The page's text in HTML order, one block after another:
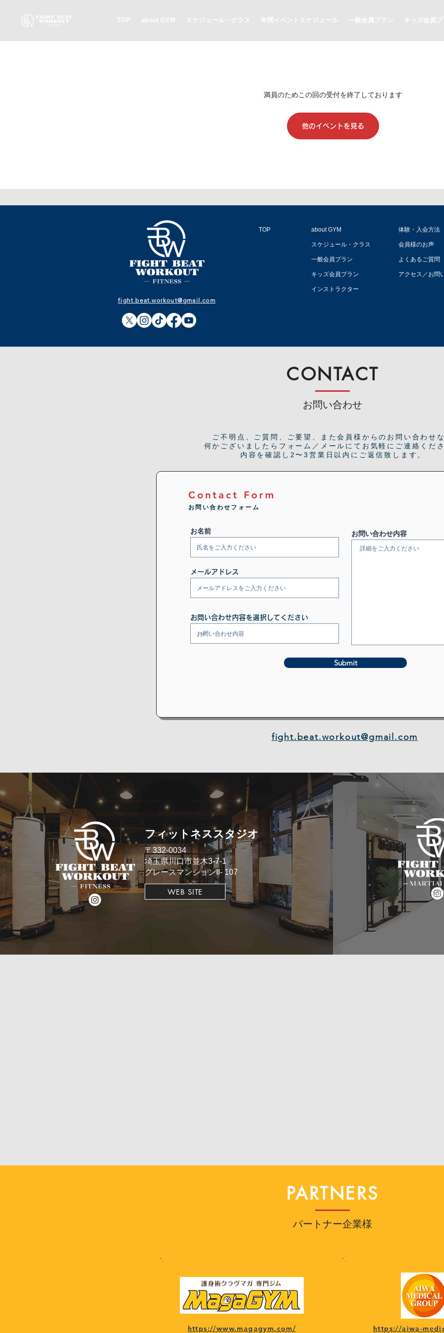
TOP about GYM スケジュール・クラス 年間イベントスケジュール 一般会員プラン キッズ会員
満員のためこの回の受付を終了しております
他のイベントを見る
TOP about GYM
スケジュール・クラス
一般会員プラン
キッズ会員プラン
インストラクター
体験・入会方法
会員様のお声
よくあるご質問
アクセス／お問
fight.beat.workout@gmail.com
CONTACT
お問い合わせ
ご不明点、ご質問、ご要望、また会員様からのお問い合わせ
何かございましたらフォーム／メールにてお気軽にご連絡くだ
内容を確認し2〜3営業日以内にご返信致します。
Contact Form
お問い合わせフォーム
お名前
メールアドレス
お問い合わせ内容を選択してください
お問い合わせ内容
Submit
fight.beat.workout@gmail.com
​フィットネススタジオ
​〒332-0034
埼玉県川口市並木3-7-1
​グレースマンションII- 107
WEB SITE
PARTNERS
パートナー企業様
https://www.magagym.com/ https://aiwa-